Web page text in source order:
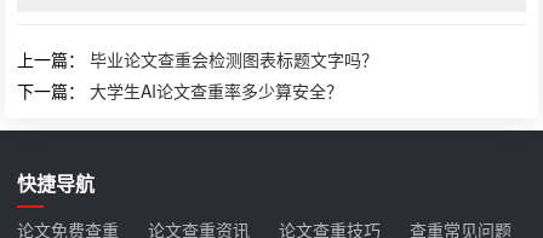
上一篇：毕业论文查重会检测图表标题文字吗？
下一篇：大学生AI论文查重率多少算安全？
快捷导航
论文免费查重 论文查重资讯 论文查重技巧 查重常见问题